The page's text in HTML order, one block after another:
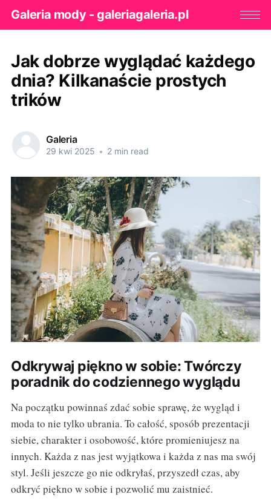
Galeria mody - galeriagaleria.pl
Jak dobrze wyglądać każdego
dnia? Kilkanaście prostych
trików
Galeria
29 kwi 2025 • 2 min read
Odkrywaj piękno w sobie: Twórczy
poradnik do codziennego wyglądu
Na początku powinnaś zdać sobie sprawę, że wygląd i
moda to nie tylko ubrania. To całość, sposób prezentacji
siebie, charakter i osobowość, które promieniujesz na
innych. Każda z nas jest wyjątkowa i każda z nas ma swój
styl. Jeśli jeszcze go nie odkryłaś, przyszedł czas, aby
odkryć piękno w sobie i pozwolić mu zaistnieć.